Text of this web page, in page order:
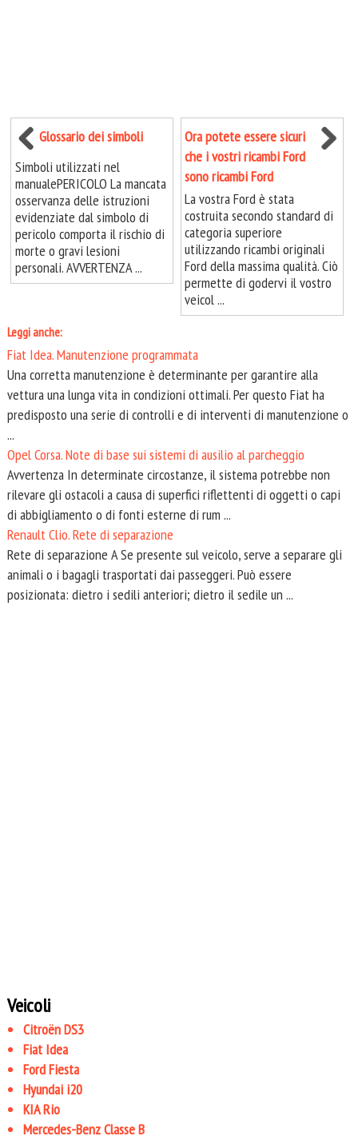
Glossario dei simboli
Simboli utilizzati nel
manualePERICOLO La mancata
osservanza delle istruzioni
evidenziate dal simbolo di
pericolo comporta il rischio di
morte o gravi lesioni
personali. AVVERTENZA ...
Ora potete essere sicuri
che i vostri ricambi Ford
sono ricambi Ford
La vostra Ford è stata
costruita secondo standard di
categoria superiore
utilizzando ricambi originali
Ford della massima qualità. Ciò
permette di godervi il vostro
veicol ...
Leggi anche:
Fiat Idea. Manutenzione programmata
Una corretta manutenzione è determinante per garantire alla
vettura una lunga vita in condizioni ottimali. Per questo Fiat ha
predisposto una serie di controlli e di interventi di manutenzione o
...
Opel Corsa. Note di base sui sistemi di ausilio al parcheggio
Avvertenza In determinate circostanze, il sistema potrebbe non
rilevare gli ostacoli a causa di superfici riflettenti di oggetti o capi
di abbigliamento o di fonti esterne di rum ...
Renault Clio. Rete di separazione
Rete di separazione A Se presente sul veicolo, serve a separare gli
animali o i bagagli trasportati dai passeggeri. Può essere
posizionata: dietro i sedili anteriori; dietro il sedile un ...
Veicoli
Citroën DS3
Fiat Idea
Ford Fiesta
Hyundai i20
KIA Rio
Mercedes-Benz Classe B